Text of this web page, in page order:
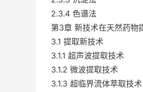
2.3.4 色谱法
第3章 新技术在天然药物
3.1 提取新技术
3.1.1 超声波提取技术
3.1.2 微波提取技术
3.1.3 超临界流体萃取技术